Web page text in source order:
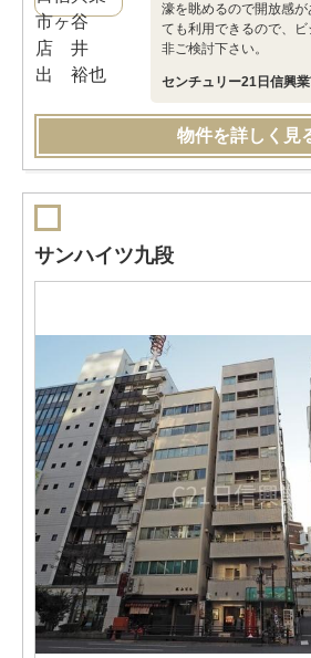
濠を眺めるので開放感
ても利用できるので、
非ご検討下さい。
センチュリー21日信
物件を詳しく見
サンハイツ九段